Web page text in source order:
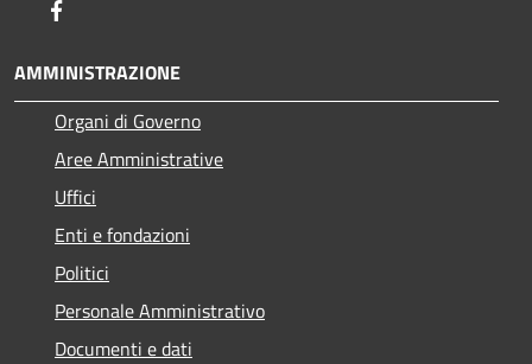
AMMINISTRAZIONE
Organi di Governo
Aree Amministrative
Uffici
Enti e fondazioni
Politici
Personale Amministrativo
Documenti e dati